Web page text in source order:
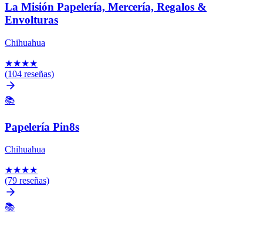
La Misión Papelería, Mercería, Regalos &
Envolturas
Chihuahua
★★★★
(104 reseñas)
📚
Papelería Pin8s
Chihuahua
★★★★
(79 reseñas)
📚